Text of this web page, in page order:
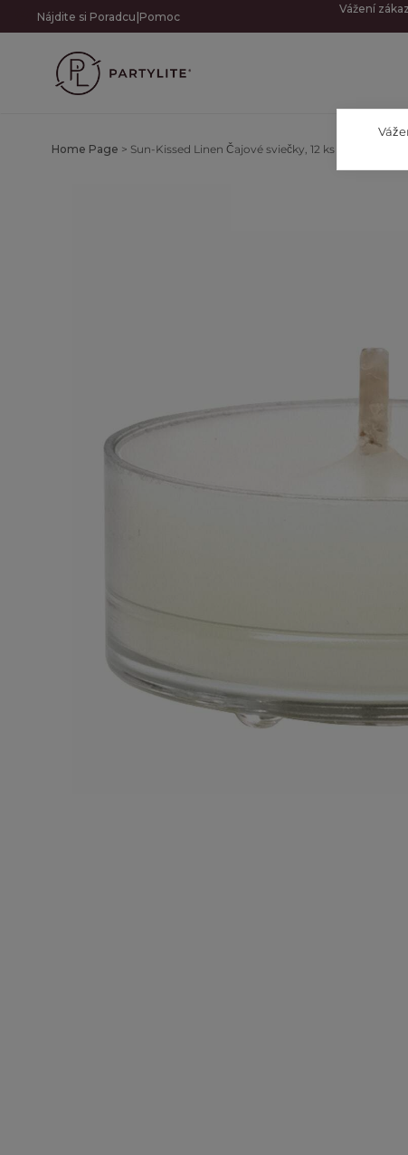
Nájdite si Poradcu |Pomoc
Vážení
Home Page > Sun-Kissed Linen Čajové sviečky, 12 ks